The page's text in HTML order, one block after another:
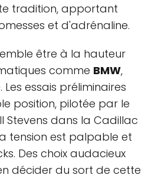
tradition, apportant
et d'adrénaline.
être à la hauteur
comme BMW,
essais préliminaires
position, pilotée par le
Stevens dans la Cadillac
tension est palpable et
Des choix audacieux
décider du sort de cette